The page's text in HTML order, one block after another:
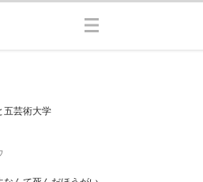
五芸術大学